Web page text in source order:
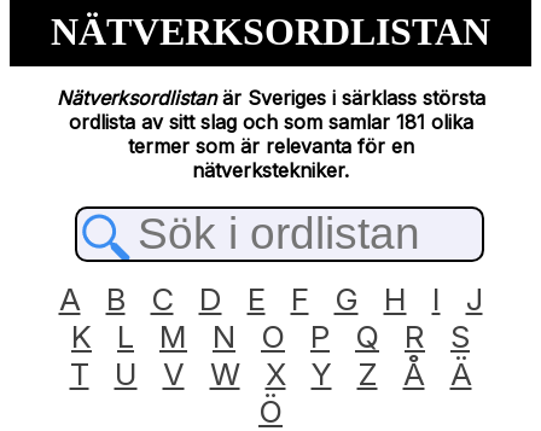
NÄTVERKSORDLISTAN
Nätverksordlistanär Sveriges i särklass största
ordlista av sitt slag och som samlar 181 olika
termer som är relevanta för en
nätverkstekniker.
A B C D E F G H I
J
K
L M N O P Q R
S
T
U V W X Y Z Å
Ä
Ö